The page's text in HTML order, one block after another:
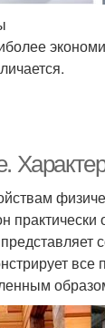
все